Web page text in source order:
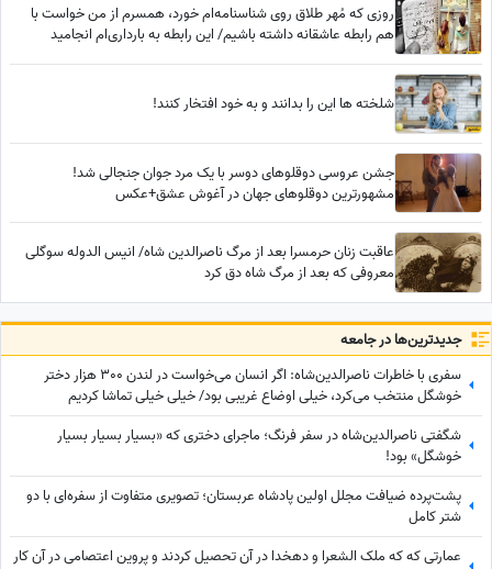
روزی که مُهر طلاق روی شناسنامه‌ام خورد، همسرم از من خواست با
هم رابطه عاشقانه داشته باشیم/ این رابطه به بارداری‌ام انجامید
شلخته ها این را بدانند و به خود افتخار کنند!
جشن عروسی دوقلوهای دوسر با یک مرد جوان جنجالی شد!
مشهورترین دوقلوهای جهان در آغوش عشق+عکس
عاقبت زنان حرمسرا بعد از مرگ ناصرالدین شاه/ انیس الدوله سوگلی
معروفی که بعد از مرگ شاه دق کرد
جدید‌ترین‌ها در جامعه
سفری با خاطرات ناصرالدین‌شاه: اگر انسان می‌خواست در لندن 300 هزار دختر
خوشگل منتخب می‌کرد، خیلی اوضاع غریبی بود/ خیلی خیلی تماشا کردیم
شگفتی ناصرالدین‌شاه در سفر فرنگ؛ ماجرای دختری که «بسیار بسیار بسیار
خوشگل» بود!
پشت‌پرده ضیافت مجلل اولین پادشاه عربستان؛ تصویری متفاوت از سفره‌ای با دو
شتر کامل
عمارتی که که ملک الشعرا و دهخدا در آن تحصیل کردند و پروین اعتصامی در آن کار